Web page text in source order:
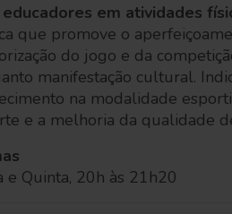
educadores em atividades
que promove o
do jogo e da
manifestação cultural.
na modalidade
e a melhoria da qualidade
e Quinta, 20h às 21h20